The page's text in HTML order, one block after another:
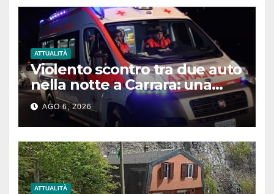
ATTUALITÀ
Violento scontro tra due auto
nella notte a Carrara: una
donna in gravi condizioni
AGO 6, 2026
ATTUALITÀ